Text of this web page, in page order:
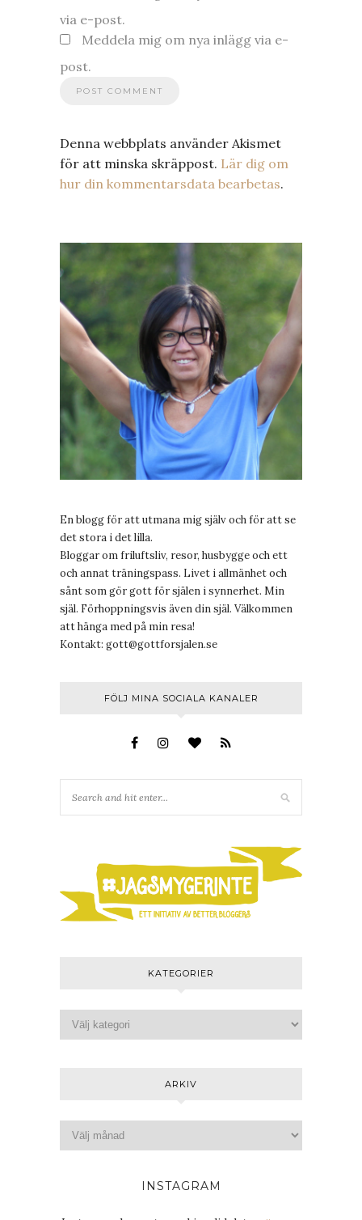
via e-post.
Meddela mig om nya inlägg via e-
post.
Denna webbplats använder Akismet
för att minska skräppost. Lär dig om
hur din kommentarsdata bearbetas.
En blogg för att utmana mig själv och för att se
det stora i det lilla.
Bloggar om friluftsliv, resor, husbygge och ett
och annat träningspass. Livet i allmänhet och
sånt som gör gott för själen i synnerhet. Min
själ. Förhoppningsvis även din själ. Välkommen
att hänga med på min resa!
Kontakt: gott@gottforsjalen.se
FÖLJ MINA SOCIALA KANALER
KATEGORIER
ARKIV
INSTAGRAM